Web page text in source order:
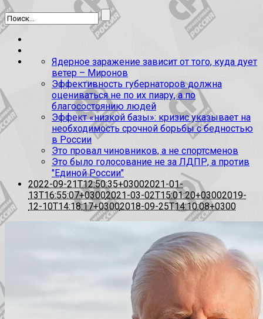
Ядерное заражение зависит от того, куда дует
ветер – Миронов
Эффективность губернаторов должна
оцениваться не по их пиару, а по
благосостоянию людей
Эффект «низкой базы»: кризис указывает на
необходимость срочной борьбы с бедностью
в России
Это провал чиновников, а не спортсменов
Это было голосование не за ЛДПР, а против
"Единой России"
2022-09-21T12:50:35+03002021-01-
13T16:55:07+03002021-03-02T15:01:20+03002019-
12-10T14:18:17+03002018-09-25T14:10:08+0300